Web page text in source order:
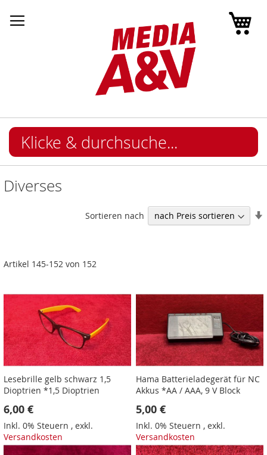
Diverses
Artikel 145-152 von 152
Sortieren nach
Lesebrille gelb schwarz 1,5
Dioptrien *1,5 Dioptrien
6,00 €
Inkl. 0% Steuern , exkl.
Versandkosten
Hama Batterieladegerät für NC
Akkus *AA / AAA, 9 V Block
5,00 €
Inkl. 0% Steuern ,exkl.
Versandkosten